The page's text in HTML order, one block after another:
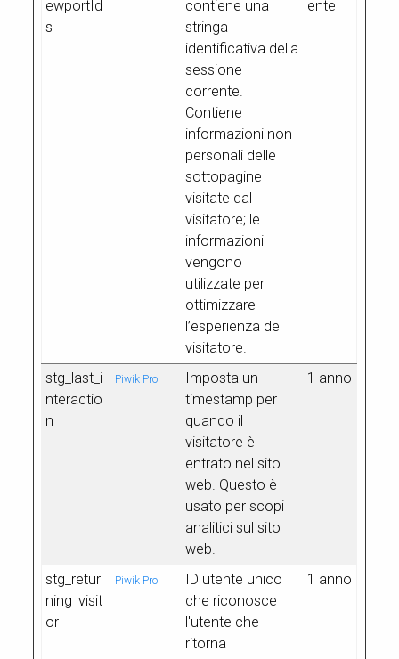
ewportId
s
contiene una
stringa
identificativa della
sessione
corrente.
Contiene
informazioni non
personali delle
sottopagine
visitate dal
visitatore; le
informazioni
vengono
utilizzate per
ottimizzare
l’esperienza del
visitatore.
ente
stg_last_i
nteractio
n
Piwik Pro
Imposta un
timestamp per
quando il
visitatore è
entrato nel sito
web. Questo è
usato per scopi
analitici sul sito
web.
1 anno
stg_retur
ning_visit
or
Piwik Pro
ID utente unico
che riconosce
l'utente che
ritorna
1 anno